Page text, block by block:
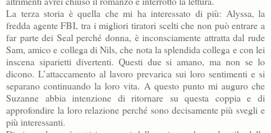
La terza storia è quella che mi ha interessato di più: Alyssa, la
fredda agente FBI, tra i migliori tiratori scelti che non può entrare a
far parte dei Seal perché donna, è inconsciamente attratta dal rude
Sam, amico e collega di Nils, che nota la splendida collega e con lei
inscena siparietti divertenti. Questi due si amano, ma non se lo
dicono. L’attaccamento al lavoro prevarica sui loro sentimenti e si
separano continuando la loro vita. A questo punto mi auguro che
Suzanne abbia intenzione di ritornare su questa coppia e di
approfondire la loro relazione perché sono decisamente più svegli e
più interessanti.